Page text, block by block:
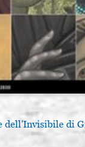
dell'Invisibile di